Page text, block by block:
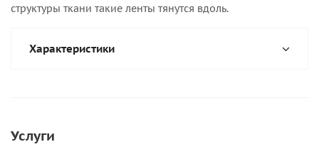
структуры ткани такие ленты тянутся вдоль.
Характеристики
Услуги